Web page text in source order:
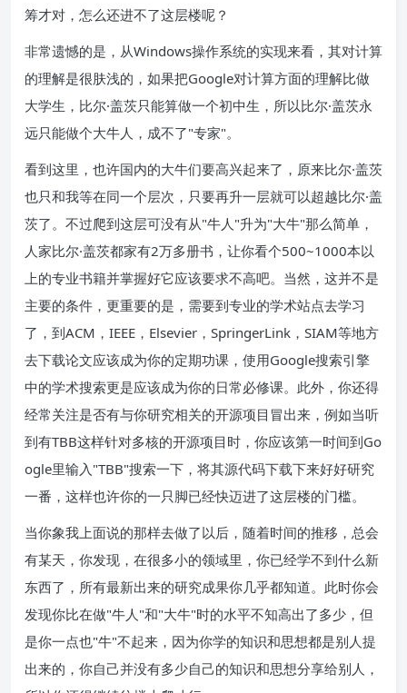
筹才对，怎么还进不了这层楼呢？
非常遗憾的是，从Windows操作系统的实现来看，其对计算
的理解是很肤浅的，如果把Google对计算方面的理解比做
大学生，比尔·盖茨只能算做一个初中生，所以比尔·盖茨永
远只能做个大牛人，成不了"专家"。
看到这里，也许国内的大牛们要高兴起来了，原来比尔·盖茨
也只和我等在同一个层次，只要再升一层就可以超越比尔·盖
茨了。不过爬到这层可没有从"牛人"升为"大牛"那么简单，
人家比尔·盖茨都家有2万多册书，让你看个500~1000本以
上的专业书籍并掌握好它应该要求不高吧。当然，这并不是
主要的条件，更重要的是，需要到专业的学术站点去学习
了，到ACM，IEEE，Elsevier，SpringerLink，SIAM等地方
去下载论文应该成为你的定期功课，使用Google搜索引擎
中的学术搜索更是应该成为你的日常必修课。此外，你还得
经常关注是否有与你研究相关的开源项目冒出来，例如当听
到有TBB这样针对多核的开源项目时，你应该第一时间到Go
ogle里输入"TBB"搜索一下，将其源代码下载下来好好研究
一番，这样也许你的一只脚已经快迈进了这层楼的门槛。
当你象我上面说的那样去做了以后，随着时间的推移，总会
有某天，你发现，在很多小的领域里，你已经学不到什么新
东西了，所有最新出来的研究成果你几乎都知道。此时你会
发现你比在做"牛人"和"大牛"时的水平不知高出了多少，但
是你一点也"牛"不起来，因为你学的知识和思想都是别人提
出来的，你自己并没有多少自己的知识和思想分享给别人，